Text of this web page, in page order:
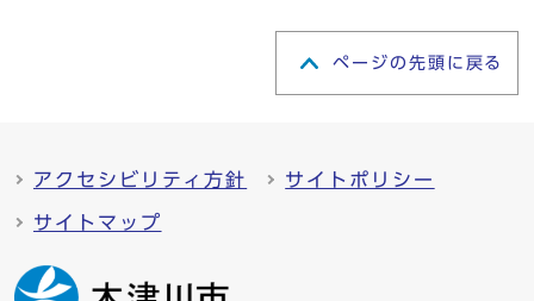
ページの先頭に戻る
アクセシビリティ方針 サイトポリシー
サイトマップ